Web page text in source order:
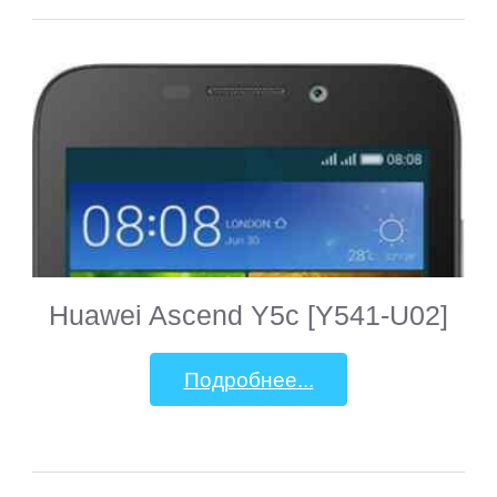
Huawei Ascend Y5c [Y541-U02]
Подробнее...
iRiver
iRU
Keener
Lenovo